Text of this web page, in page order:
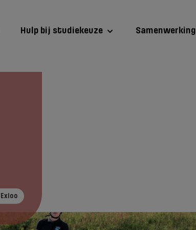
Hulp bij studiekeuze Samenwerking